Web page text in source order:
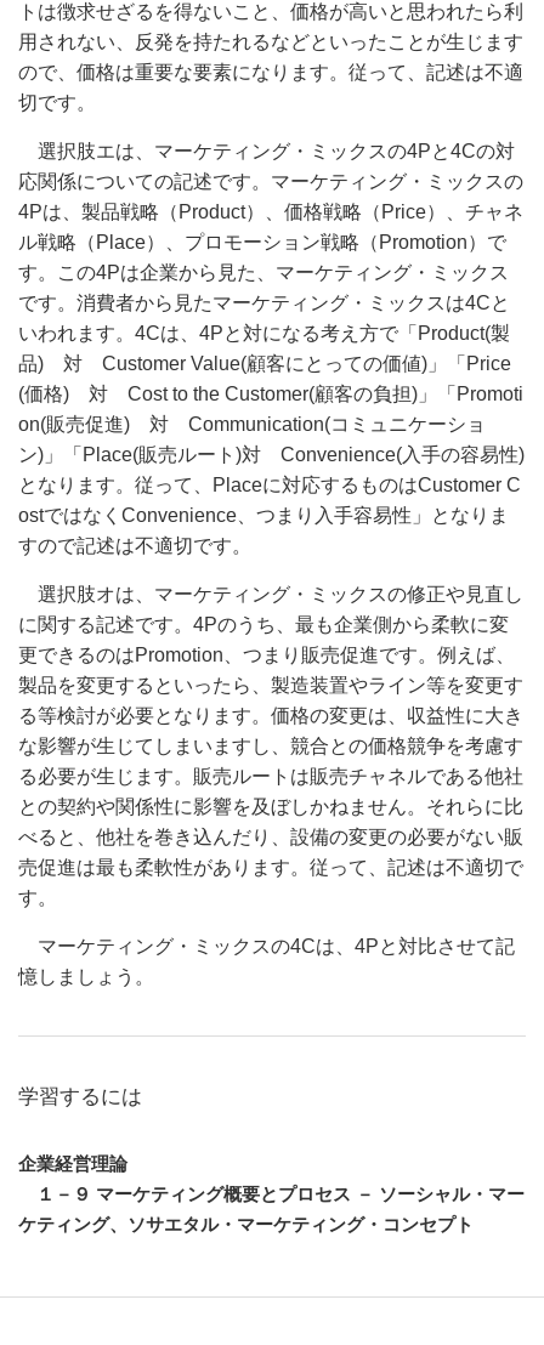
トは徴求せざるを得ないこと、価格が高いと思われたら利
用されない、反発を持たれるなどといったことが生じます
ので、価格は重要な要素になります。従って、記述は不適
切です。
選択肢エは、マーケティング・ミックスの4Pと4Cの対
応関係についての記述です。マーケティング・ミックスの
4Pは、製品戦略（Product）、価格戦略（Price）、チャネ
ル戦略（Place）、プロモーション戦略（Promotion）で
す。この4Pは企業から見た、マーケティング・ミックス
です。消費者から見たマーケティング・ミックスは4Cと
いわれます。4Cは、4Pと対になる考え方で「Product(製
品) 対 Customer Value(顧客にとっての価値)」「Price
(価格) 対 Cost to the Customer(顧客の負担)」「Promoti
on(販売促進) 対 Communication(コミュニケーショ
ン)」「Place(販売ルート)対 Convenience(⼊⼿の容易性)
となります。従って、
Placeに対応するものはCustomer C
ostではなくConvenience、つまり入手容易性」となりま
すので記述は不適切です。
選択肢オは、マーケティング・ミックスの修正や見直し
に関する記述です。 4Pのうち、最も企業側から柔軟に変
更できるのはPromotion、つまり販売促進です。例えば、
製品を変更するといったら、製造装置やライン等を変更す
る等検討が必要となります。価格の変更は、収益性に大き
な影響が生じてしまいますし、競合との価格競争を考慮す
る必要が生じます。販売ルートは販売チャネルである他社
との契約や関係性に影響を及ぼしかねません。それらに比
べると、他社を巻き込んだり、設備の変更の必要がない販
売促進は最も柔軟性があります。従って、記述は不適切で
す。
マーケティング・ミックスの4Cは、4Pと対比させて記
憶しましょう。
学習するには
企業経営理論
１－９ マーケティング概要とプロセス － ソーシャル・マー
ケティング、ソサエタル・マーケティング・コンセプト